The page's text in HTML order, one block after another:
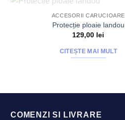
STOC EPUIZAT
ACCESORII CARUCIOARE
Protecție ploaie landou
129,00 lei
CITEȘTE MAI MULT
COMENZI SI LIVRARE